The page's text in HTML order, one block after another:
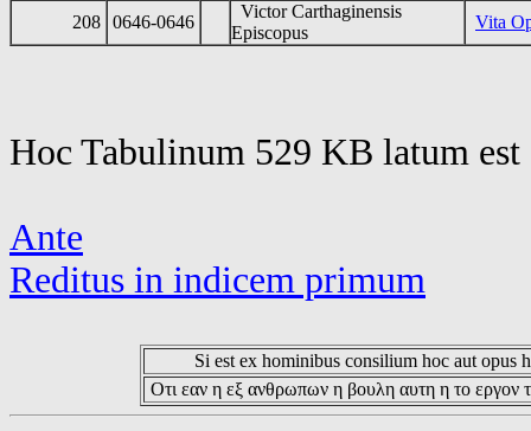
208 0646-0646
Victor Carthaginensis
Episcopus
Vita
Hoc Tabulinum 529 KB latum
Ante
Reditus in indicem primum
Si est ex hominibus consilium hoc aut opus
Οτι εαν η εξ ανθρωπων η βουλη αυτη η το εργον